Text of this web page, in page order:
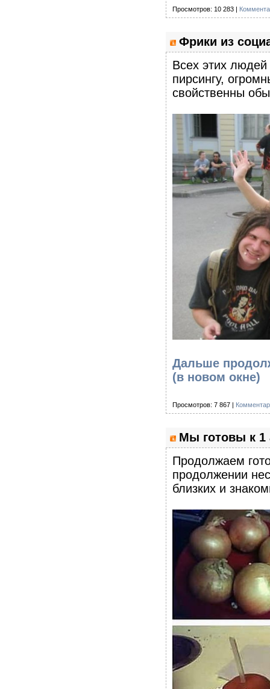
Просмотров: 10 283 |
Фрики из
Всех этих
пирсингу,
свойственны
Дальше
(в новом окне)
Просмотров: 7 867 |
Мы готовы к 1
Продолжаем
продолжении
близких и